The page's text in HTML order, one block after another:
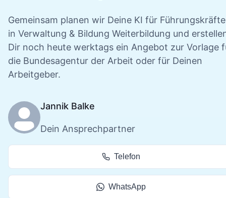
Gemeinsam planen wir Deine KI für Führungskräfte
in Verwaltung & Bildung Weiterbildung und
Dir noch heute werktags ein Angebot zur Vorlage
die Bundesagentur der Arbeit oder für Deinen
Arbeitgeber.
Jannik Balke
Dein Ansprechpartner
Telefon
WhatsApp